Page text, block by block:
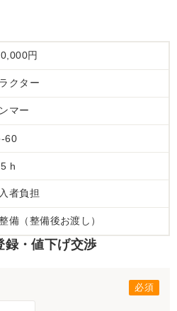
円
クター
マー
60
h
者負担
備（整備後お渡し）
録・値下げ交渉